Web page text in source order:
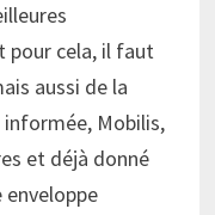
pour cela, il faut
aussi de la
Mobilis,
et déjà donné